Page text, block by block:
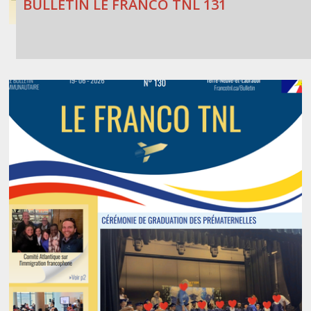
BULLETIN LE FRANCO TNL 131